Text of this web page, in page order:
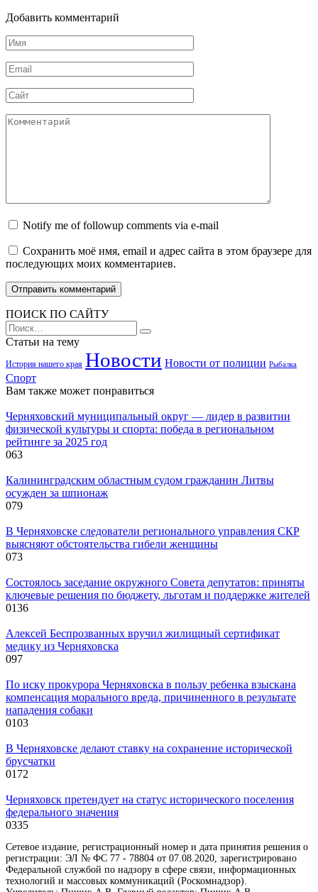
Добавить комментарий
Имя
Email
Сайт
Комментарий
Notify me of followup comments via e-mail
Сохранить моё имя, email и адрес сайта в этом браузере для
последующих моих комментариев.
ПОИСК ПО САЙТУ
Search
for:
Статьи на тему
История нашего края Новости Новости от полиции Рыбалка
Спорт
Вам также может понравиться
Черняховский муниципальный округ — лидер в развитии
физической культуры и спорта: победа в региональном
рейтинге за 2025 год
063
Калининградским областным судом гражданин Литвы
осужден за шпионаж
079
В Черняховске следователи регионального управления СКР
выясняют обстоятельства гибели женщины
073
Состоялось заседание окружного Совета депутатов: приняты
ключевые решения по бюджету, льготам и поддержке жителей
0136
Алексей Беспрозванных вручил жилищный сертификат
медику из Черняховска
097
По иску прокурора Черняховска в пользу ребенка взыскана
компенсация морального вреда, причиненного в результате
нападения собаки
0103
В Черняховске делают ставку на сохранение исторической
брусчатки
0172
Черняховск претендует на статус исторического поселения
федерального значения
0335
Сетевое издание, регистрационный номер и дата принятия решения о
регистрации: ЭЛ № ФС 77 - 78804 от 07.08.2020, зарегистрировано
Федеральной службой по надзору в сфере связи, информационных
технологий и массовых коммуникаций (Роскомнадзор).